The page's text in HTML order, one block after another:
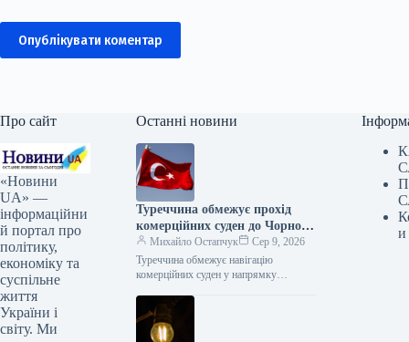
Опублікувати коментар
Про сайт
«Новини
UA» —
інформаційни
й портал про
політику,
економіку та
суспільне
життя
України і
світу. Ми
Останні новини
Туреччина обмежує прохід
комерційних суден до Чорного
моряМихайло Остапчук
Сер 9, 2026
Туреччина обмежує навігацію
комерційних суден у напрямку
16:33 Укрінформ Туреччина накладає
обмеження на пересування
комерційних…
и